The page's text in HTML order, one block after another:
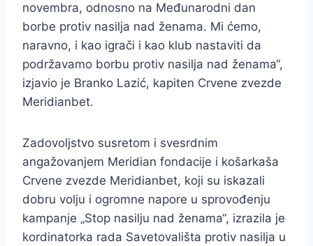
novembra, odnosno na Međunarodni dan
borbe protiv nasilja nad ženama. Mi ćemo,
naravno, i kao igrači i kao klub nastaviti da
podržavamo borbu protiv nasilja nad ženama“,
izjavio je Branko Lazić, kapiten Crvene zvezde
Meridianbet.
Zadovoljstvo susretom i svesrdnim
angažovanjem Meridian fondacije i košarkaša
Crvene zvezde Meridianbet, koji su iskazali
dobru volju i ogromne napore u sprovođenju
kampanje „Stop nasilju nad ženama“, izrazila je
kordinatorka rada Savetovališta protiv nasilja u